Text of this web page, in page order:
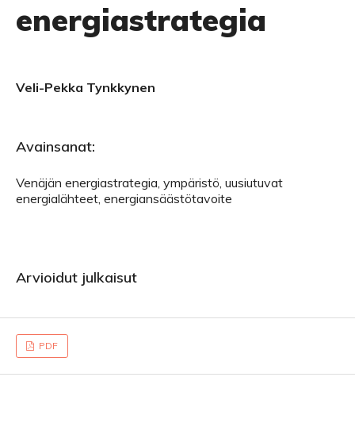
energiastrategia
Veli-Pekka Tynkkynen
Avainsanat:
Venäjän energiastrategia, ympäristö, uusiutuvat
energialähteet, energiansäästötavoite
Arvioidut julkaisut
PDF